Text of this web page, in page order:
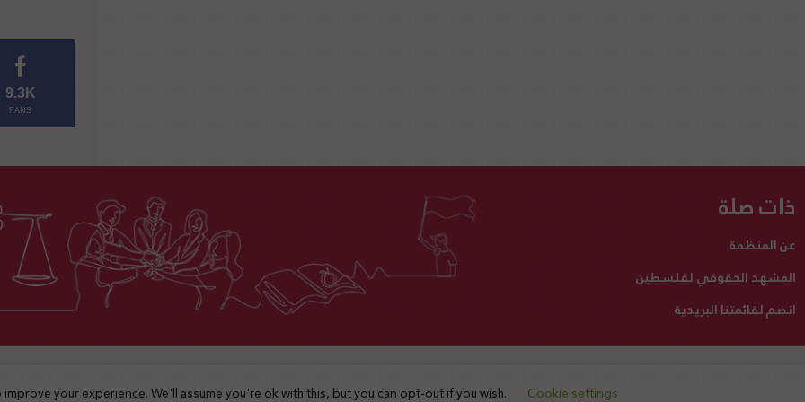
9.3K
FANS
ذات صلة
عن المنظمة
المشهد الحقوقي لفلسطين
انضم لقائمتنا البريدية
اتصل بنا تبرع لنا 2025 © جميع الحقوق محفوظة
your experience. We'll assume you're ok with this, but you can opt-out if you wish. Cookie settings